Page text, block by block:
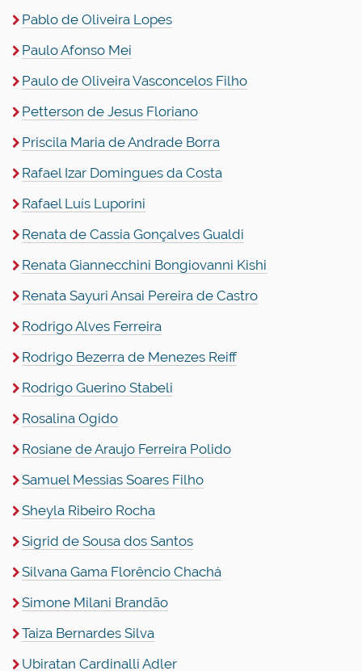
Pablo de Oliveira Lopes
Paulo Afonso Mei
Paulo de Oliveira Vasconcelos Filho
Petterson de Jesus Floriano
Priscila Maria de Andrade Borra
Rafael Izar Domingues da Costa
Rafael Luís Luporini
Renata de Cassia Gonçalves Gualdi
Renata Giannecchini Bongiovanni Kishi
Renata Sayuri Ansai Pereira de Castro
Rodrigo Alves Ferreira
Rodrigo Bezerra de Menezes Reiff
Rodrigo Guerino Stabeli
Rosalina Ogido
Rosiane de Araujo Ferreira Polido
Samuel Messias Soares Filho
Sheyla Ribeiro Rocha
Sigrid de Sousa dos Santos
Silvana Gama Florêncio Chachá
Simone Milani Brandão
Taiza Bernardes Silva
Ubiratan Cardinalli Adler